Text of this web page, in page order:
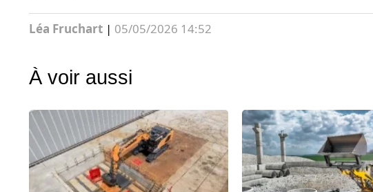
Léa Fruchart | 05/05/2026 14:52
À voir aussi